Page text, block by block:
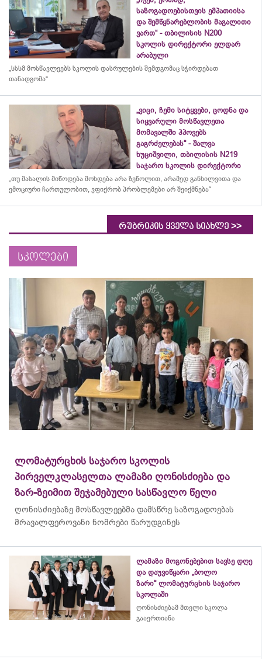
საზოგადოებისთვის ემპათიისა
და შემწყნარებლობის მაგალითი
ვართ“ - თბილისის N200
სკოლის დირექტორი ელდარ
არაბული
„სსსმ მოსწავლეებს სკოლის დასრულების შემდგომაც სჭირდებათ
თანადგომა“
„ვიცი, ჩემი სიტყვები, ცოდნა და
სიყვარული მოსწავლეთა
მომავალში ჰპოვებს
გაგრძელებას“ - შალვა
ხუციშვილი, თბილისის N219
საჯარო სკოლის დირექტორი
„თუ მასალის მიწოდება მოხდება არა ზეწოლით, არამედ განხილვითა და
ემოციური ჩართულობით, ვფიქრობ პრობლემები არ შეიქმნება“
რუბრიკის ყველა სიახლე >>
სკოლები
ლომატურცხის საჯარო სკოლის
პირველკლასელთა ლამაზი ღონისძიება და
ზარ-ზეიმით შეჯამებული სასწავლო წელი
ღონისძიებაზე მოსწავლეებმა დამსწრე საზოგადოებას
მრავალფეროვანი ნომრები წარუდგინეს
ლამაზი მოგონებებით სავსე დღე
და დაუვიწყარი „ბოლო
ზარი“ ლომატურცხის საჯარო
სკოლაში
ღონისძიებამ მთელი სკოლა
გააერთიანა